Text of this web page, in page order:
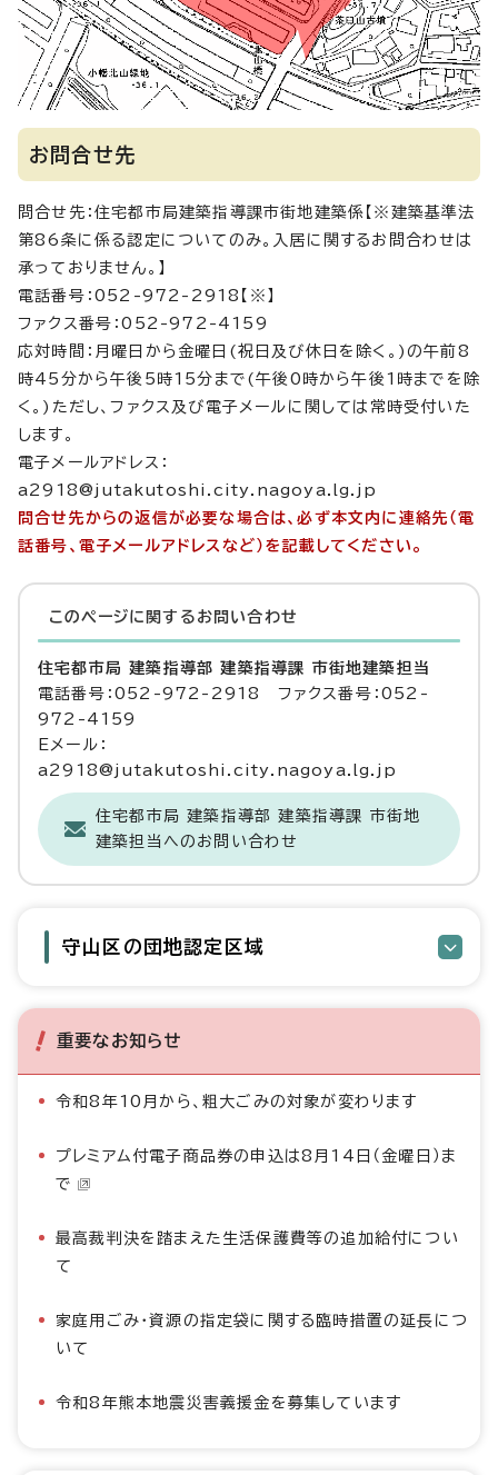
お問合せ先
問合せ先：住宅都市局建築指導課市街地建築係【※建築基準法
第86条に係る認定についてのみ。入居に関するお問合わせは
承っておりません。】
電話番号：052-972-2918【※】
ファクス番号：052-972-4159
応対時間：月曜日から金曜日(祝日及び休日を除く。)の午前8
時45分から午後5時15分まで(午後0時から午後1時までを除
く。)ただし、ファクス及び電子メールに関しては常時受付いた
します。
電子メールアドレス：
a2918@jutakutoshi.city.nagoya.lg.jp
問合せ先からの返信が必要な場合は、必ず本文内に連絡先（電
話番号、電子メールアドレスなど）を記載してください。
このページに関する お問い合わせ
住宅都市局 建築指導部 建築指導課 市街地建築担当
電話番号：052-972-2918 ファクス番号：052-
972-4159
Eメール：
a2918@jutakutoshi.city.nagoya.lg.jp
住宅都市局 建築指導部 建築指導課 市街地
建築担当へのお問い合わせ
守山区の団地認定区域
重要なお知らせ
令和8年10月から、粗大ごみの対象が変わります
プレミアム付電子商品券の申込は8月14日（金曜日）ま
で
最高裁判決を踏まえた生活保護費等の追加給付につい
て
家庭用ごみ・資源の指定袋に関する臨時措置の延長につ
いて
令和8年熊本地震災害義援金を募集しています